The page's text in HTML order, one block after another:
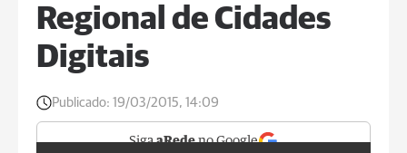
Regional de Cidades
Digitais
Publicado: 19/03/2015, 14:09
SigaaRedeno Google